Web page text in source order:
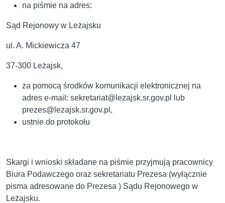
na piśmie na adres:
Sąd Rejonowy w Leżajsku
ul. A. Mickiewicza 47
37-300 Leżajsk,
za pomocą środków komunikacji elektronicznej na
adres e-mail: sekretariat@lezajsk.sr.gov.pl lub
prezes@lezajsk.sr.gov.pl,
ustnie do protokołu
Skargi i wnioski składane na piśmie przyjmują pracownicy
Biura Podawczego oraz sekretariatu Prezesa (wyłącznie
pisma adresowane do Prezesa ) Sądu Rejonowego w
Leżajsku.